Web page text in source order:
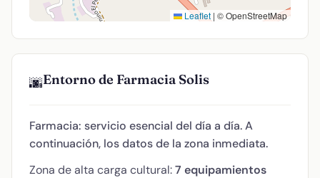
Leaflet | © OpenStreetMap
🌆Entorno de Farmacia Solis
Farmacia: servicio esencial del día a día. A
continuación, los datos de la zona inmediata.
Zona de alta carga cultural:7 equipamientos